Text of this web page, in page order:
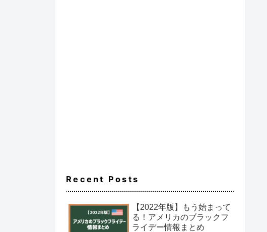
Recent Posts
【2022年版】もう始まって
る！アメリカのブラックフ
ライデー情報まとめ